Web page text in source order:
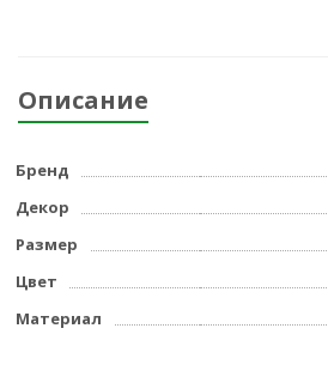
Описание
Бренд
Декор
Размер
Цвет
Материал